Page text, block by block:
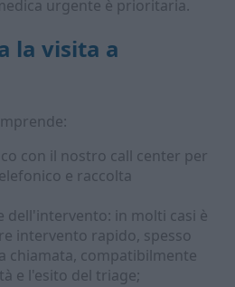
urgente è prioritaria.
la visita a
con il nostro call center per
e raccolta
dell'intervento: in molti casi è
intervento rapido, spesso
chiamata, compatibilmente
e l'esito del triage;